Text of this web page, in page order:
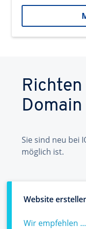
Richten
Domain
Sie sind neu bei
möglich ist.
Website
Wir empfehlen ...